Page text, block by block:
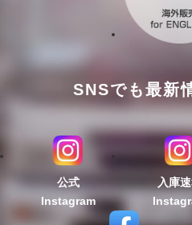
SNSでも最新
公式
Instagram
入庫